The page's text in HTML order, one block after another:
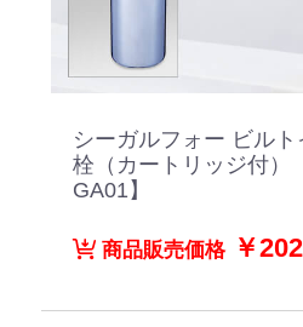
シーガルフォー ビル
栓（カートリッジ付
GA01】
商品販売価格￥